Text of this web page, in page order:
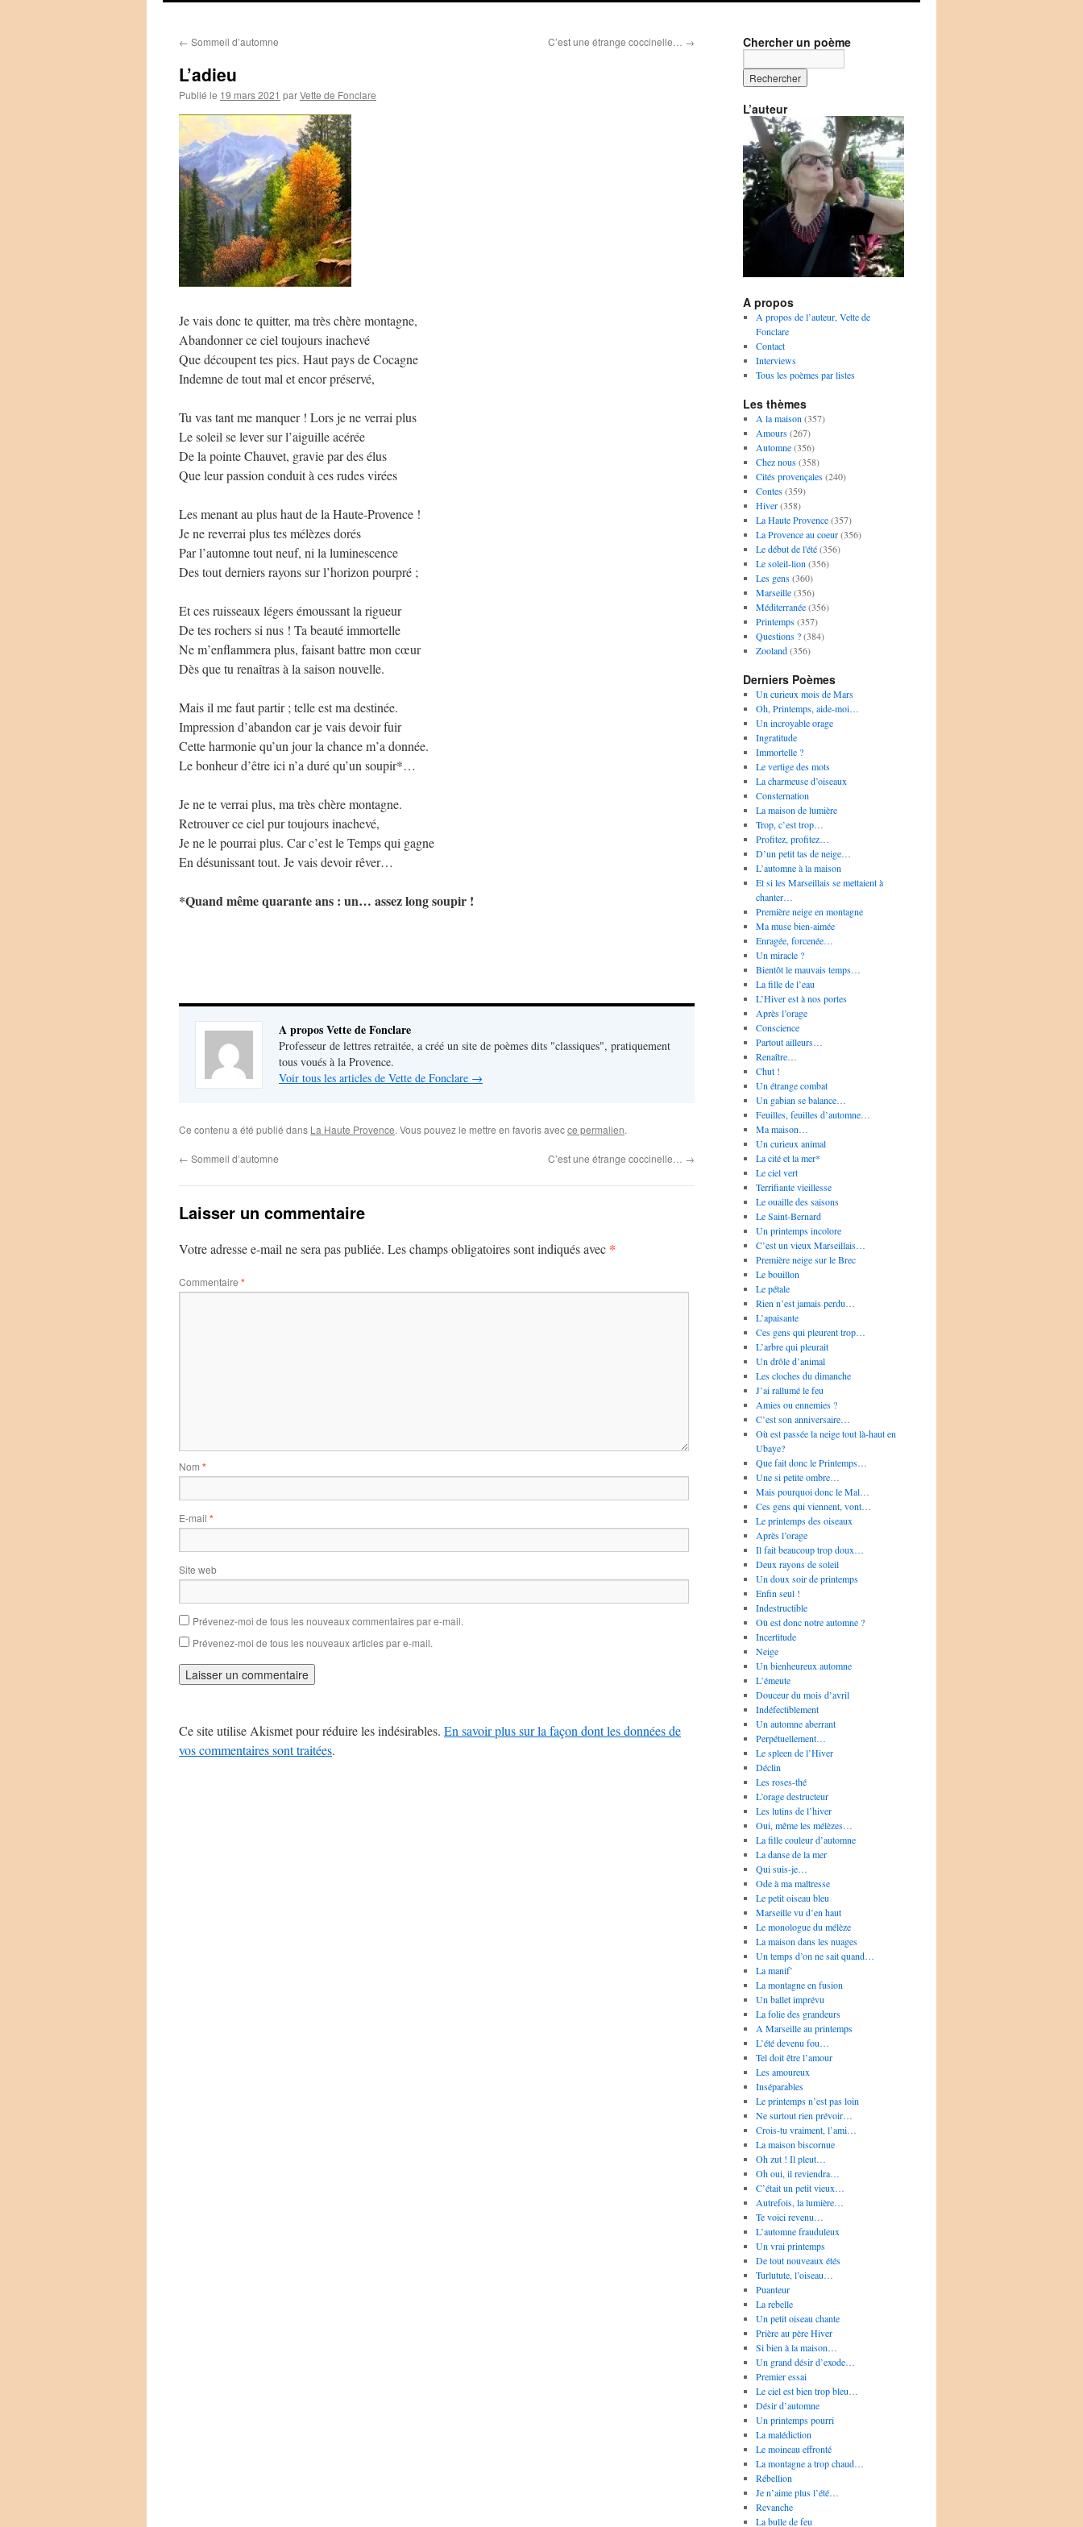
← Sommeil d’automne C’est une étrange coccinelle… →
L’adieu
Publié le 19 mars 2021 parVette de Fonclare
Je vais donc te quitter, ma très chère montagne,
Abandonner ce ciel toujours inachevé
Que découpent tes pics. Haut pays de Cocagne
Indemne de tout mal et encor préservé,
Tu vas tant me manquer ! Lors je ne verrai plus
Le soleil se lever sur l’aiguille acérée
De la pointe Chauvet, gravie par des élus
Que leur passion conduit à ces rudes virées
Les menant au plus haut de la Haute-Provence !
Je ne reverrai plus tes mélèzes dorés
Par l’automne tout neuf, ni la luminescence
Des tout derniers rayons sur l’horizon pourpré ;
Et ces ruisseaux légers émoussant la rigueur
De tes rochers si nus ! Ta beauté immortelle
Ne m’enflammera plus, faisant battre mon cœur
Dès que tu renaîtras à la saison nouvelle.
Mais il me faut partir ; telle est ma destinée.
Impression d’abandon car je vais devoir fuir
Cette harmonie qu’un jour la chance m’a donnée.
Le bonheur d’être ici n’a duré qu’un soupir*…
Je ne te verrai plus, ma très chère montagne.
Retrouver ce ciel pur toujours inachevé,
Je ne le pourrai plus. Car c’est le Temps qui gagne
En désunissant tout. Je vais devoir rêver…
*Quand même quarante ans : un… assez long soupir !
A propos Vette de Fonclare
Professeur de lettres retraitée, a créé un site de poèmes dits "classiques", pratiquement
tous voués à la Provence.
Voir tous les articles de Vette de Fonclare →
Ce contenu a été publié dans La Haute Provence. Vous pouvez le mettre en favoris avecce permalien.
← Sommeil d’automne C’est une étrange coccinelle… →
Laisser un commentaire
Votre adresse e-mail ne sera pas publiée. Les champs obligatoires sont indiqués avec *
Commentaire *
Nom *
E-mail *
Site web
Prévenez-moi de tous les nouveaux commentaires par e-mail.
Prévenez-moi de tous les nouveaux articles par e-mail.
Ce site utilise Akismet pour réduire les indésirables. En savoir plus sur la façon dont les données de
vos commentaires sont traitées.
Chercher un poème
L’auteur
A propos
A propos de l’auteur, Vette de
Fonclare
Contact
Interviews
Tous les poèmes par listes
Les thèmes
A la maison (357)
Amours(267)
Automne(356)
Chez nous(358)
Cités provençales(240)
Contes(359)
Hiver(358)
La Haute Provence(357)
La Provence au coeur(356)
Le début de l'été(356)
Le soleil-lion (356)
Les gens(360)
Marseille(356)
Méditerranée(356)
Printemps(357)
Questions ?(384)
Zooland(356)
Derniers Poèmes
Un curieux mois de Mars
Oh, Printemps, aide-moi…
Un incroyable orage
Ingratitude
Immortelle ?
Le vertige des mots
La charmeuse d’oiseaux
Consternation
La maison de lumière
Trop, c’est trop…
Profitez, profitez…
D’un petit tas de neige…
L’automne à la maison
Et si les Marseillais se mettaient à
chanter…
Première neige en montagne
Ma muse bien-aimée
Enragée, forcenée…
Un miracle ?
Bientôt le mauvais temps…
La fille de l’eau
L’Hiver est à nos portes
Après l’orage
Conscience
Partout ailleurs…
Renaître…
Chut !
Un étrange combat
Un gabian se balance…
Feuilles, feuilles d’automne…
Ma maison…
Un curieux animal
La cité et la mer*
Le ciel vert
Terrifiante vieillesse
Le ouaille des saisons
Le Saint-Bernard
Un printemps incolore
C’est un vieux Marseillais…
Première neige sur le Brec
Le bouillon
Le pétale
Rien n’est jamais perdu…
L’apaisante
Ces gens qui pleurent trop…
L’arbre qui pleurait
Un drôle d’animal
Les cloches du dimanche
J’ai rallumé le feu
Amies ou ennemies ?
C’est son anniversaire…
Où est passée la neige tout là-haut en
Ubaye?
Que fait donc le Printemps…
Une si petite ombre…
Mais pourquoi donc le Mal…
Ces gens qui viennent, vont…
Le printemps des oiseaux
Après l’orage
Il fait beaucoup trop doux…
Deux rayons de soleil
Un doux soir de printemps
Enfin seul !
Indestructible
Où est donc notre automne ?
Incertitude
Neige
Un bienheureux automne
L’émeute
Douceur du mois d’avril
Indéfectiblement
Un automne aberrant
Perpétuellement…
Le spleen de l’Hiver
Déclin
Les roses-thé
L’orage destructeur
Les lutins de l’hiver
Oui, même les mélèzes…
La fille couleur d’automne
La danse de la mer
Qui suis-je…
Ode à ma maîtresse
Le petit oiseau bleu
Marseille vu d’en haut
Le monologue du mélèze
La maison dans les nuages
Un temps d’on ne sait quand…
La manif’
La montagne en fusion
Un ballet imprévu
La folie des grandeurs
A Marseille au printemps
L’été devenu fou…
Tel doit être l’amour
Les amoureux
Inséparables
Le printemps n’est pas loin
Ne surtout rien prévoir…
Crois-tu vraiment, l’ami…
La maison biscornue
Oh zut ! Il pleut…
Oh oui, il reviendra…
C’était un petit vieux…
Autrefois, la lumière…
Te voici revenu…
L’automne frauduleux
Un vrai printemps
De tout nouveaux étés
Turlutute, l’oiseau…
Puanteur
La rebelle
Un petit oiseau chante
Prière au père Hiver
Si bien à la maison…
Un grand désir d’exode…
Premier essai
Le ciel est bien trop bleu…
Désir d’automne
Un printemps pourri
La malédiction
Le moineau effronté
La montagne a trop chaud…
Rébellion
Je n’aime plus l’été…
Revanche
La bulle de feu